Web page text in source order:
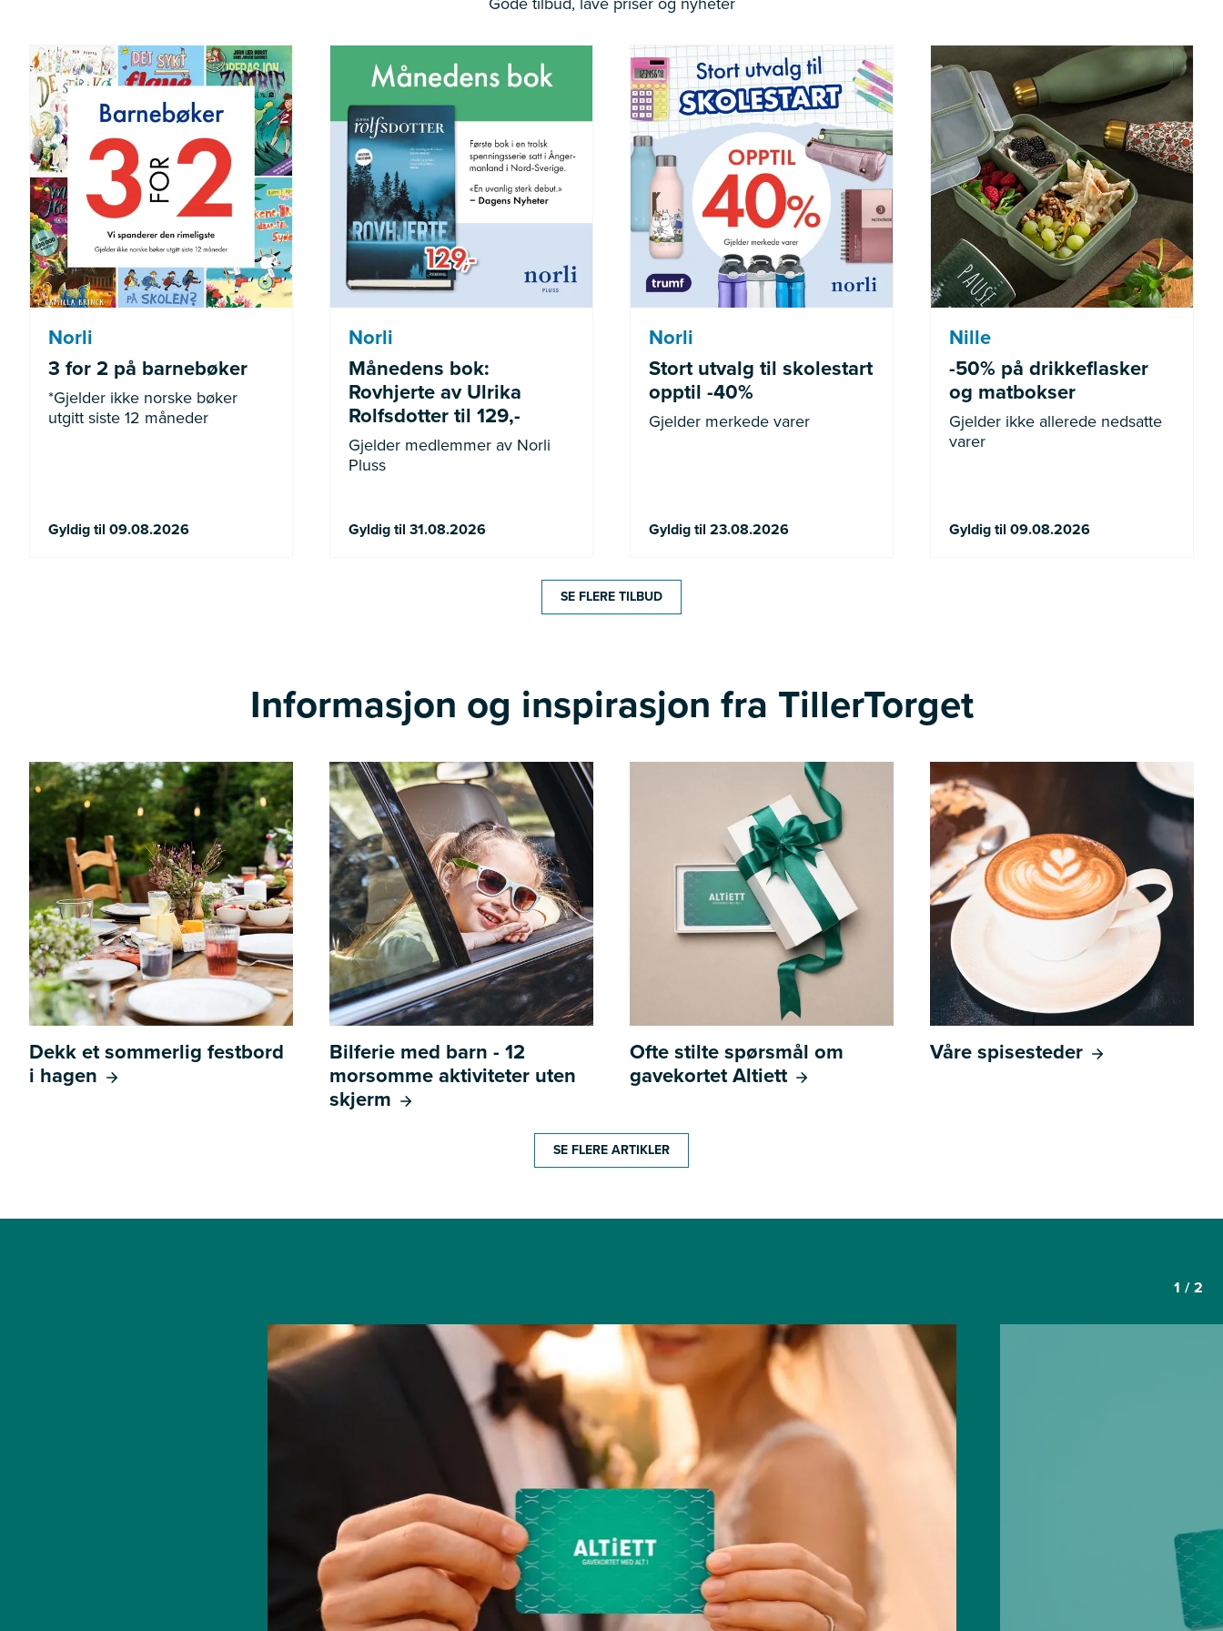
Norli
3 for 2 på barnebøker
*Gjelder ikke norske bøker
utgitt siste 12 måneder
Gyldig til 09.08.2026
*Gjelder ikke norske bøker
utgitt siste 12 måneder
Norli
Månedens bok:
Rovhjerte av Ulrika
Rolfsdotter til 129,-
Gjelder medlemmer av Norli
Pluss
Gyldig til 31.08.2026
Gjelder medlemmer av Norli
Pluss
Norli
Stort utvalg til skolestart
opptil -40%
Gjelder merkede varer
Gyldig til 23.08.2026
Gjelder merkede varer
Nille
-50% på drikkeflasker
og matbokser
Gjelder ikke allerede nedsatte
varer
Gyldig til 09.08.2026
Gjelder ikke allerede nedsatte
varer
SE FLERE TILBUD
Informasjon og inspirasjon fra TillerTorget
Dekk et sommerlig festbord
i hagen
Bilferie med barn - 12
morsomme aktiviteter uten
skjerm
Ofte stilte spørsmål om
gavekortet Altiett
Våre spisesteder
SE FLERE ARTIKLER
1 /2